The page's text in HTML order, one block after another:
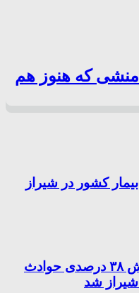
که هنوز هم
کشور در شیراز
فرهنگ سازی منجر به کاهش ۳۸ درصدی حوادث
شد